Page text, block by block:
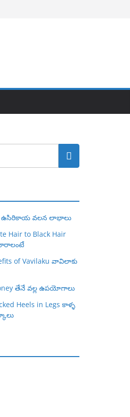
ఉసిరికాయ వలన లాభాలు
Hair to Black Hair
మారాలంటే
of Vavilaku వావిలాకు
తేనే వల్ల ఉపయోగాలు
Heels in Legs కాళ్ళ